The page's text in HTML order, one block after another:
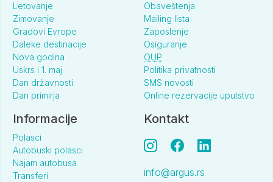
Letovanje
Zimovanje
Gradovi Evrope
Daleke destinacije
Nova godina
Uskrs i 1. maj
Dan državnosti
Dan primirja
Obaveštenja
Mailing lista
Zaposlenje
Osiguranje
OUP
Politika privatnosti
SMS novosti
Online rezervacije uputstvo
Informacije
Polasci
Autobuski polasci
Najam autobusa
Transferi
Kontakt
info@argus.rs